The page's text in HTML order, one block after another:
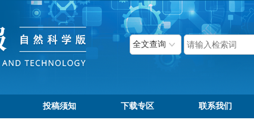
投稿须知 下载专区 联系我们